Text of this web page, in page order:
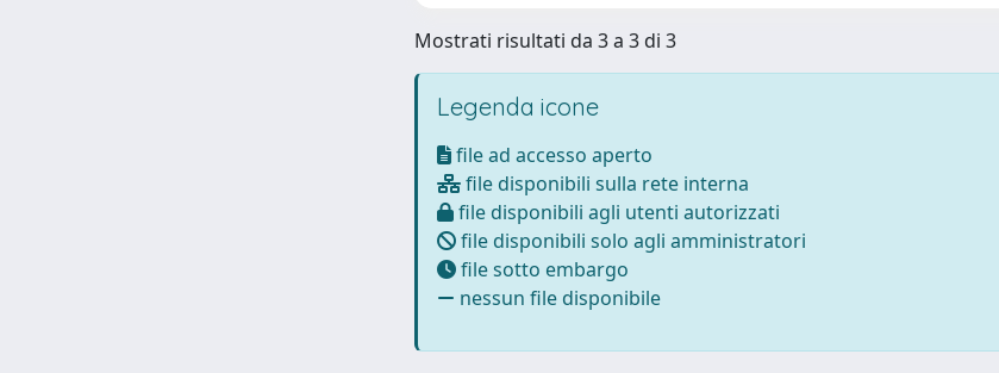
Mostrati risultati da 3 a 3 di 3
Legenda icone
file ad accesso aperto
file disponibili sulla rete interna
file disponibili agli utenti autorizzati
file disponibili solo agli amministratori
file sotto embargo
nessun file disponibile